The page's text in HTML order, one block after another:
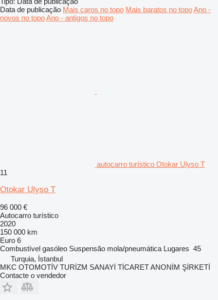
Data de publicação Mais caros no topo Mais baratos no topoAno -
novos no topoAno - antigos no topo
autocarro turístico Otokar Ulyso T
11
Otokar Ulyso T
96 000 €
Autocarro turístico
2020
150 000 km
Euro 6
Combustível gasóleo Suspensão mola/pneumática Lugares 45
Turquia, İstanbul
MKC OTOMOTİV TURİZM SANAYİ TİCARET ANONİM ŞİRKETİ
Contacte o vendedor